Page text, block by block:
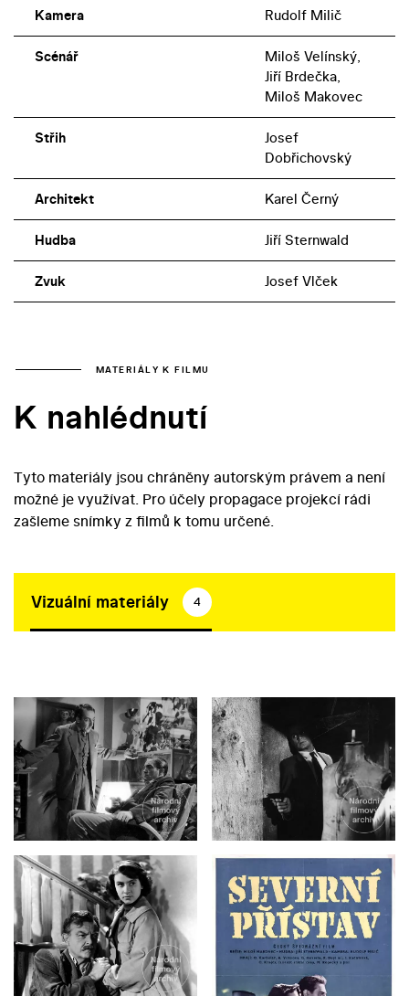
Kamera Rudolf Milič
Scénář
Miloš Velínský,
Jiří Brdečka,
Miloš Makovec
Střih
Josef
Dobřichovský
Architekt Karel Černý
Hudba Jiří Sternwald
Zvuk Josef Vlček
MATERIÁLY K FILMU
K nahlédnutí
Tyto materiály jsou chráněny autorským právem a není
možné je využívat. Pro účely propagace projekcí rádi
zašleme snímky z filmů k tomu určené.
Vizuální materiály 4